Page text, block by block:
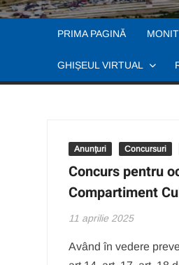
PRIMA PAGINĂ
GHIȘEUL VIRTUAL
Anunțuri Concursuri
Concurs pentru
Compartiment
11 aprilie 2025
Având în vedere